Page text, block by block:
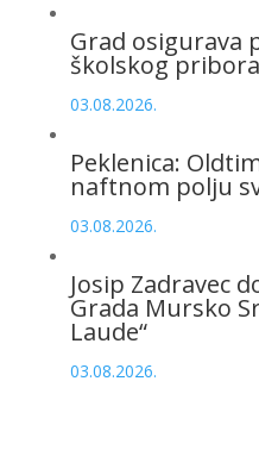
Grad osigurava
školskog
03.08.2026.
Peklenica:
naftnom polju
03.08.2026.
Josip Zadravec
Grada Mursko
Laude“
03.08.2026.